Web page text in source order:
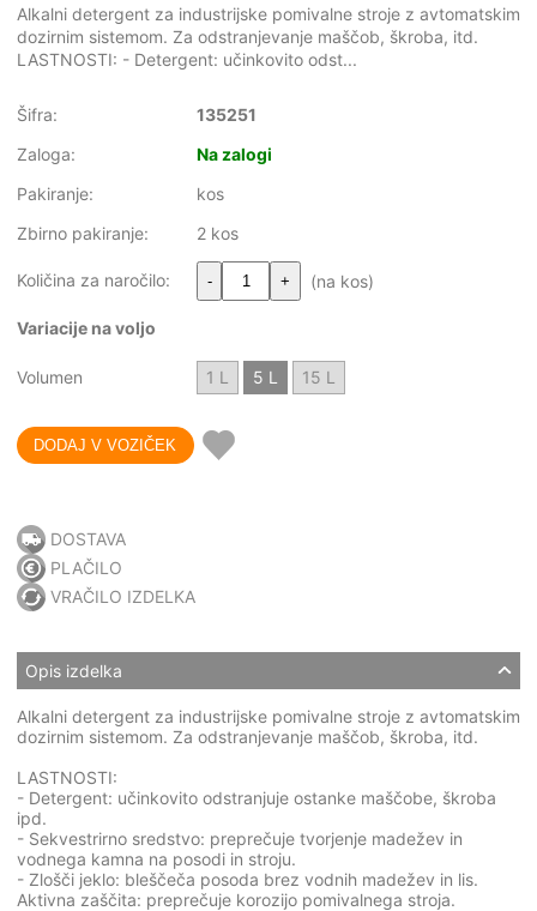
Alkalni detergent za industrijske pomivalne stroje z avtomatskim
dozirnim sistemom. Za odstranjevanje maščob, škroba, itd.
LASTNOSTI: - Detergent: učinkovito odst...
Šifra:
135251
Zaloga:
Na zalogi
Pakiranje:
kos
Zbirno pakiranje:
2 kos
Količina za naročilo: - + (na kos)
Variacije na voljo
Volumen 1 L 5 L 15 L
DOSTAVA
PLAČILO
VRAČILO IZDELKA
Opis izdelka
Alkalni detergent za industrijske pomivalne stroje z avtomatskim
dozirnim sistemom. Za odstranjevanje maščob, škroba, itd.
LASTNOSTI:
- Detergent: učinkovito odstranjuje ostanke maščobe, škroba
ipd.
- Sekvestrirno sredstvo: preprečuje tvorjenje madežev in
vodnega kamna na posodi in stroju.
- Zlošči jeklo: bleščeča posoda brez vodnih madežev in lis.
Aktivna zaščita: preprečuje korozijo pomivalnega stroja.